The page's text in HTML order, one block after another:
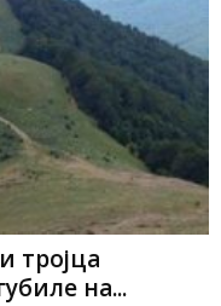
тројца
на...